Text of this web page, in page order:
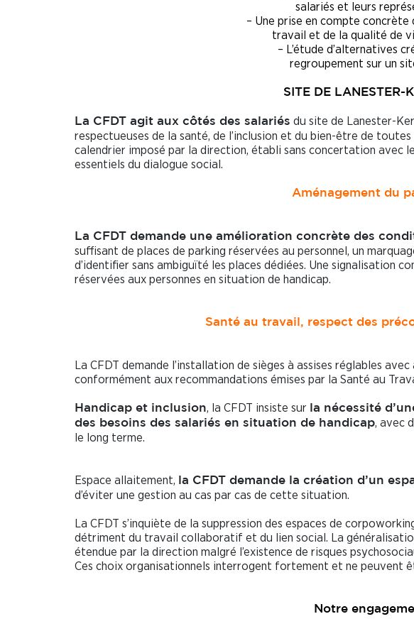
salariés et leurs
– Une prise en compte concrète
travail et de la qualité de
– L’étude d’alternatives
regroupement sur un
SITE DE LANESTER-
La CFDT agit aux côtés des salariés du site de Lanester-
respectueuses de la santé, de l’inclusion et du bien-être de
calendrier imposé par la direction, établi sans concertation avec
essentiels du dialogue social.
Aménagement du
La CFDT demande une amélioration concrète des
suffisant de places de parking réservées au personnel, un
d’identifier sans ambiguïté les places dédiées. Une signalisation
réservées aux personnes en situation de handicap.
Santé au travail, respect des
La CFDT demande l’installation de sièges à assises réglables
conformément aux recommandations émises par la Santé au
Handicap et inclusion, la CFDT insiste sur
la nécessité
des besoins des salariés en situation de handicap, avec
le long terme.
Espace allaitement, la CFDT demande la création d’un
d’éviter une gestion au cas par cas de cette situation.
La CFDT s’inquiète de la suppression des espaces de
détriment du travail collaboratif et du lien social. La
étendue par la direction malgré l’existence de risques
Ces choix organisationnels interrogent fortement et ne peuvent
Notre